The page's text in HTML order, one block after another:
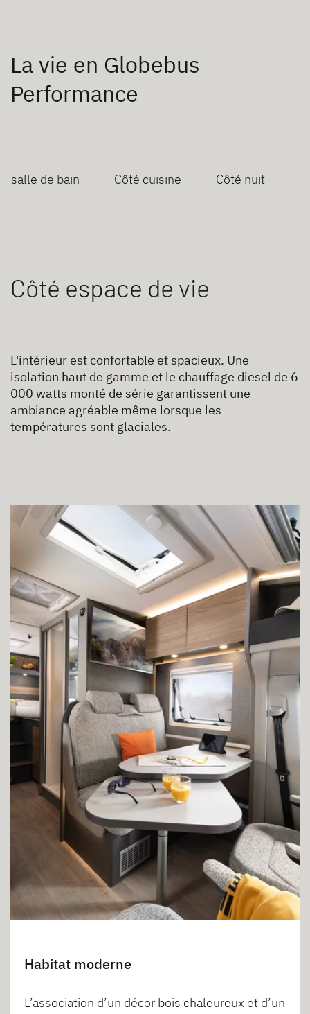
La vie en Globebus
Performance
salle de bain Côté cuisine Côté nuit
Côté espace de vie
L'intérieur est confortable et spacieux. Une
isolation haut de gamme et le chauffage diesel de 6
000 watts monté de série garantissent une
ambiance agréable même lorsque les
températures sont glaciales.
Habitat moderne
L’association d’un décor bois chaleureux et d’un